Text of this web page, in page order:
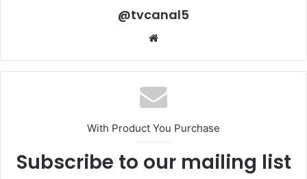
@tvcanal5
With Product You Purchase
Subscribe to our mailing list